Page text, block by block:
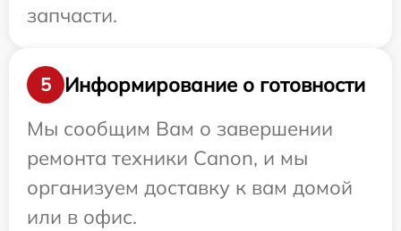
запчасти.
5
Информирование о готовности
Мы сообщим Вам о завершении
ремонта техники Canon, и мы
организуем доставку к вам домой
или в офис.